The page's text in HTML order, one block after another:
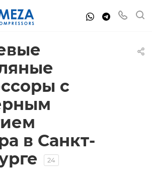
с
в Санкт-
24